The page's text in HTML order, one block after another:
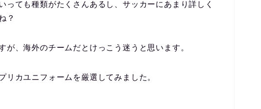
っても種類がたくさんあるし、サッカーにあまり詳しく
？
が、海外のチームだとけっこう迷うと思います。
リカユニフォームを厳選してみました。